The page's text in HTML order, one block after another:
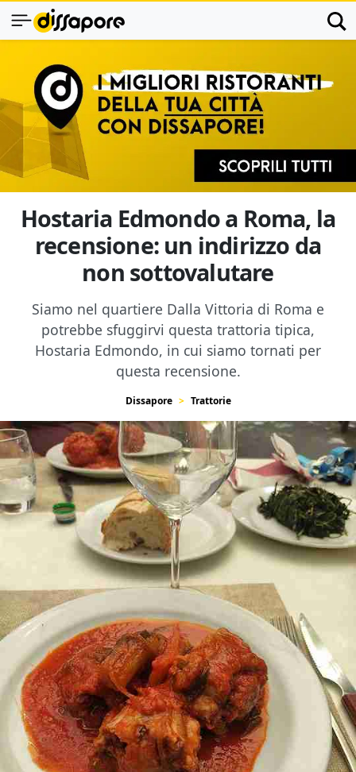
Hostaria Edmondo a Roma, la
recensione: un indirizzo da
non sottovalutare
Siamo nel quartiere Dalla Vittoria di Roma e
potrebbe sfuggirvi questa trattoria tipica,
Hostaria Edmondo, in cui siamo tornati per
questa recensione.
Dissapore Trattorie